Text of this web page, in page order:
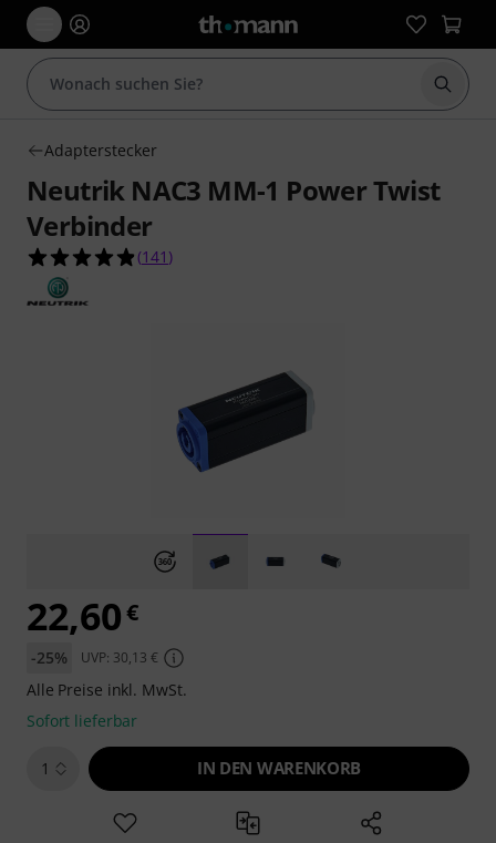
Suche
Adapterstecker
Neutrik NAC3 MM-1 Power Twist
Verbinder
4.9 von 5 Sternen aus 141 Kundenbewertungen
(141 )
22,60€
-25% UVP: 30,13 €
Alle Preise inkl. MwSt.
Sofort lieferbar
1 IN DEN WARENKORB